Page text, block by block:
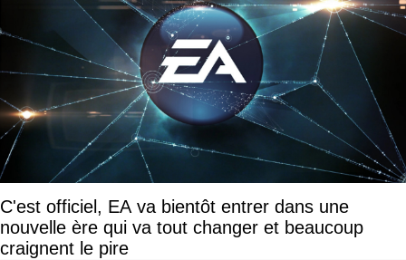
C'est officiel, EA va bientôt entrer dans une
nouvelle ère qui va tout changer et beaucoup
craignent le pire